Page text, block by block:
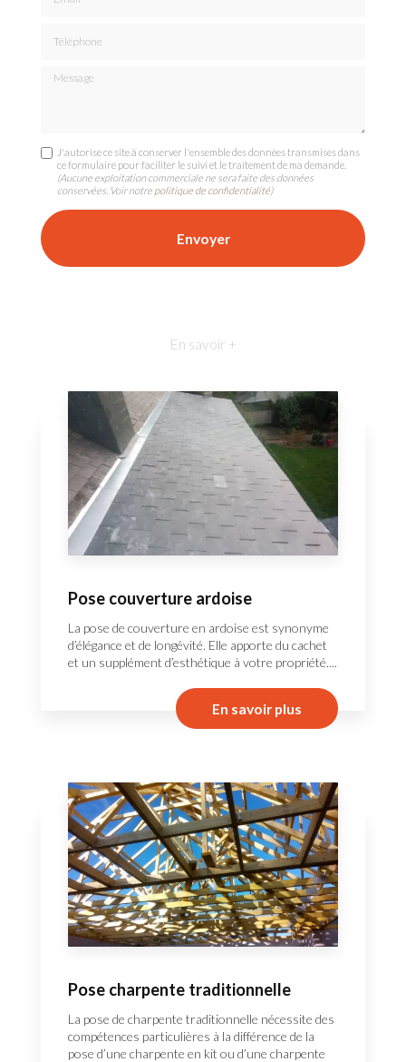
Message
J'autorise ce site à conserver l'ensemble des données transmises dans
ce formulaire pour faciliter le suivi et le traitement de ma demande.
(Aucune exploitation commerciale ne sera faite des données
conservées. Voir notre politique de confidentialité)
En savoir +
Pose couverture ardoise
La pose de couverture en ardoise est synonyme
d’élégance et de longévité. Elle apporte du cachet
et un supplément d’esthétique à votre propriété....
En savoir plus
Pose charpente traditionnelle
La pose de charpente traditionnelle nécessite des
compétences particulières à la différence de la
pose d’une charpente en kit ou d’une charpente